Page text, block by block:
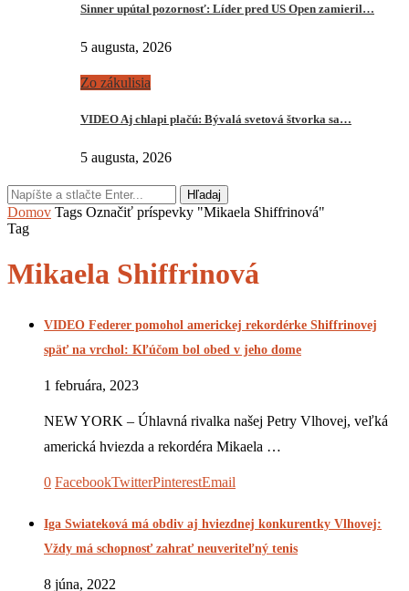
Sinner upútal pozornosť: Líder pred US Open zamieril…
5 augusta, 2026
Zo zákulisia
VIDEO Aj chlapi plačú: Bývalá svetová štvorka sa…
5 augusta, 2026
Hľadaj
Domov Tags Označiť príspevky "Mikaela Shiffrinová"
Tag
Mikaela Shiffrinová
VIDEO Federer pomohol americkej rekordérke Shiffrinovej
späť na vrchol: Kľúčom bol obed v jeho dome
1 februára, 2023
NEW YORK – Úhlavná rivalka našej Petry Vlhovej, veľká
americká hviezda a rekordéra Mikaela …
0 FacebookTwitterPinterestEmail
Iga Swiateková má obdiv aj hviezdnej konkurentky Vlhovej:
Vždy má schopnosť zahrať neuveriteľný tenis
8 júna, 2022